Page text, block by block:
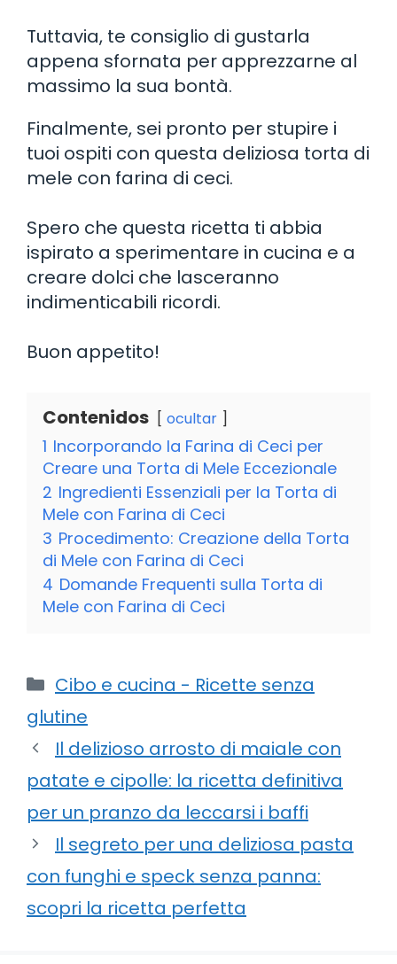
Tuttavia, te consiglio di gustarla
appena sfornata per apprezzarne al
massimo la sua bontà.
Finalmente, sei pronto per stupire i
tuoi ospiti con questa deliziosa torta di
mele con farina di ceci.
Spero che questa ricetta ti abbia
ispirato a sperimentare in cucina e a
creare dolci che lasceranno
indimenticabili ricordi.
Buon appetito!
Contenidos ocultar
1 Incorporando la Farina di Ceci per
Creare una Torta di Mele Eccezionale
2 Ingredienti Essenziali per la Torta di
Mele con Farina di Ceci
3 Procedimento: Creazione della Torta
di Mele con Farina di Ceci
4 Domande Frequenti sulla Torta di
Mele con Farina di Ceci
Categorie
Cibo e cucina - Ricette senza
glutine
Il delizioso arrosto di maiale con
patate e cipolle: la ricetta definitiva
per un pranzo da leccarsi i baffi
Il segreto per una deliziosa pasta
con funghi e speck senza panna:
scopri la ricetta perfetta